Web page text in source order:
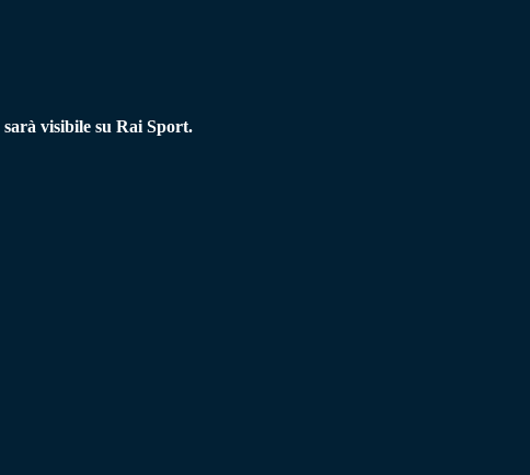
sarà visibile su Rai Sport.